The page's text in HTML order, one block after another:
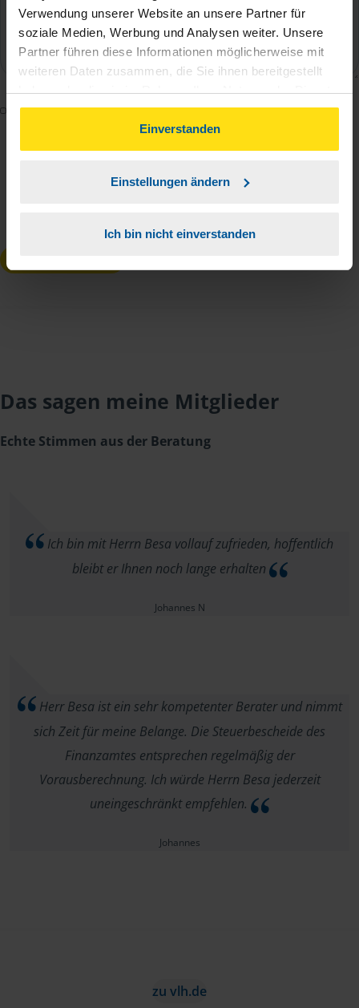
Verwendung unserer Website an unsere Partner für
soziale Medien, Werbung und Analysen weiter. Unsere
Partner führen diese Informationen möglicherweise mit
weiteren Daten zusammen, die Sie ihnen bereitgestellt
haben oder die sie im Rahmen Ihrer Nutzung der Dienste
gesammelt haben. Indem Sie auf Einverstanden klicken,
können Sie der Verwendung von Cookies, gemäß
unserer➔ Datenschutzrichtliniezustimmen.
Einverstanden
Einstellungen ändern
Ich bin nicht einverstanden
Mit dem Absenden des Kontaktformulars erkläre ich
mich damit einverstanden, dass meine Daten zur
Bearbeitung meines Anliegens sowie zur internen
Analyse der Zugriffsquelle verwendet werden.
Das sagen meine Mitglieder
Echte Stimmen aus der Beratung
Ich bin mit Herrn Besa vollauf zufrieden, hoffentlich
bleibt er Ihnen noch lange erhalten
Johannes N
Herr Besa ist ein sehr kompetenter Berater und nimmt
sich Zeit für meine Belange. Die Steuerbescheide des
Finanzamtes entsprechen regelmäßig der
Vorausberechnung. Ich würde Herrn Besa jederzeit
uneingeschränkt empfehlen.
Johannes
zu vlh.de